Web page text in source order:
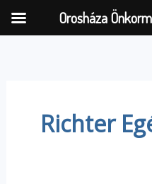
Richter
Orosháza